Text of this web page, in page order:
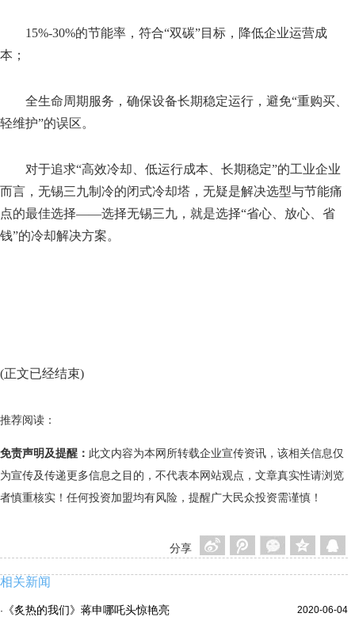
15%-30%的节能率，符合“双碳”目标，降低企业运营成
本；
全生命周期服务，确保设备长期稳定运行，避免“重购买、
轻维护”的误区。
对于追求“高效冷却、低运行成本、长期稳定”的工业企业
而言，无锡三九制冷的闭式冷却塔，无疑是解决选型与节能痛
点的最佳选择——选择无锡三九，就是选择“省心、放心、省
钱”的冷却解决方案。
(正文已经结束)
推荐阅读：
免责声明及提醒： 此文内容为本网所转载企业宣传资讯，该相关信息仅
为宣传及传递更多信息之目的，不代表本网站观点，文章真实性请浏览
者慎重核实！任何投资加盟均有风险，提醒广大民众投资需谨慎！
分享
相关新闻
2020-06-04
· 《炙热的我们》蒋申哪吒头惊艳亮